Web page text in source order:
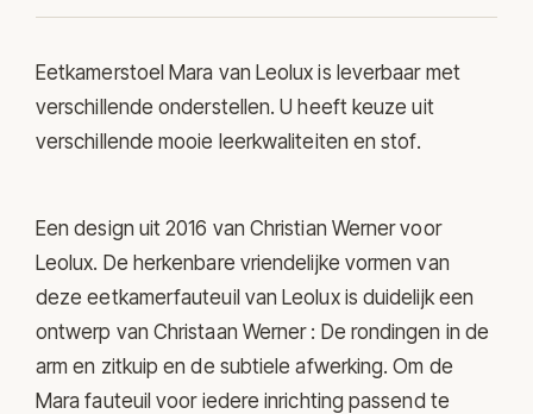
Eetkamerstoel Mara van Leolux is leverbaar met
verschillende onderstellen. U heeft keuze uit
verschillende mooie leerkwaliteiten en stof.
Een design uit 2016 van Christian Werner voor
Leolux. De herkenbare vriendelijke vormen van
deze eetkamerfauteuil van Leolux is duidelijk een
ontwerp van Christaan Werner : De rondingen in de
arm en zitkuip en de subtiele afwerking. Om de
Mara fauteuil voor iedere inrichting passend te